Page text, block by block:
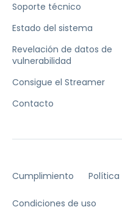
Soporte técnico
Estado del sistema
Revelación de datos de
vulnerabilidad
Consigue el Streamer
Contacto
Cumplimiento
Condiciones de uso